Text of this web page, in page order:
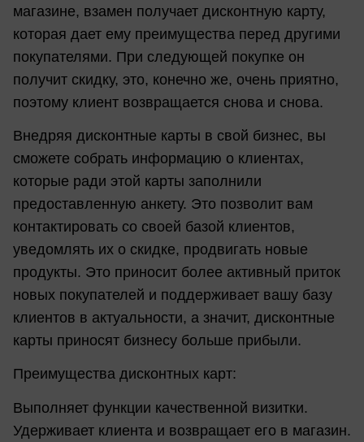
магазине, взамен получает дисконтную карту,
которая дает ему преимущества перед другими
покупателями. При следующей покупке он
получит скидку, это, конечно же, очень приятно,
поэтому клиент возвращается снова и снова.
Внедряя дисконтные карты в свой бизнес, вы
сможете собрать информацию о клиентах,
которые ради этой карты заполнили
предоставленную анкету. Это позволит вам
контактировать со своей базой клиентов,
уведомлять их о скидке, продвигать новые
продукты. Это приносит более активный приток
новых покупателей и поддерживает вашу базу
клиентов в актуальности, а значит, дисконтные
карты приносят бизнесу больше прибыли.
Преимущества дисконтных карт:
Выполняет функции качественной визитки.
Удерживает клиента и возвращает его в магазин.